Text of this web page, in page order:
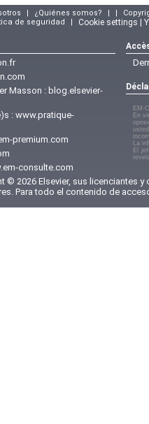
| ¿Quiénes somos? | |
de seguridad | Cookie settings |
Masson : blog.elsevier-
: www.pratique-
premium.com
consulte.com
EM-
En
La
El
© 2026 Elsevier, sus licenciantes
Para todo el contenido de